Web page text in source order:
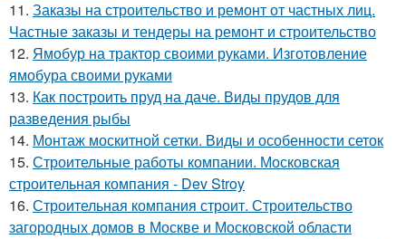
11. Заказы на строительство и ремонт от частных лиц.
Частные заказы и тендеры на ремонт и строительство
12. Ямобур на трактор своими руками. Изготовление
ямобура своими руками
13. Как построить пруд на даче. Виды прудов для
разведения рыбы
14. Монтаж москитной сетки. Виды и особенности сеток
15. Строительные работы компании. Московская
строительная компания - Dev Stroy
16. Строительная компания строит. Строительство
загородных домов в Москве и Московской области